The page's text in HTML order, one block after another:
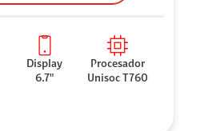
Display
6.7"
Procesador
Unisoc T760